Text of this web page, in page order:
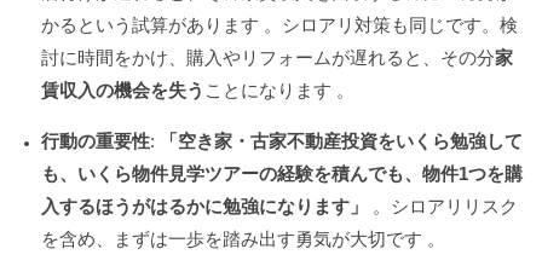
かるという試算があります 。シロアリ対策も同じです。検
討に時間をかけ、購入やリフォームが遅れると、その分家
賃収入の機会を失う ことになります 。
行動の重要性:
「空き家・古家不動産投資をいくら勉強して
も、いくら物件見学ツアーの経験を積んでも、物件1つを購
入するほうがはるかに勉強になります」
。シロアリリスク
を含め、まずは一歩を踏み出す勇気が大切です 。